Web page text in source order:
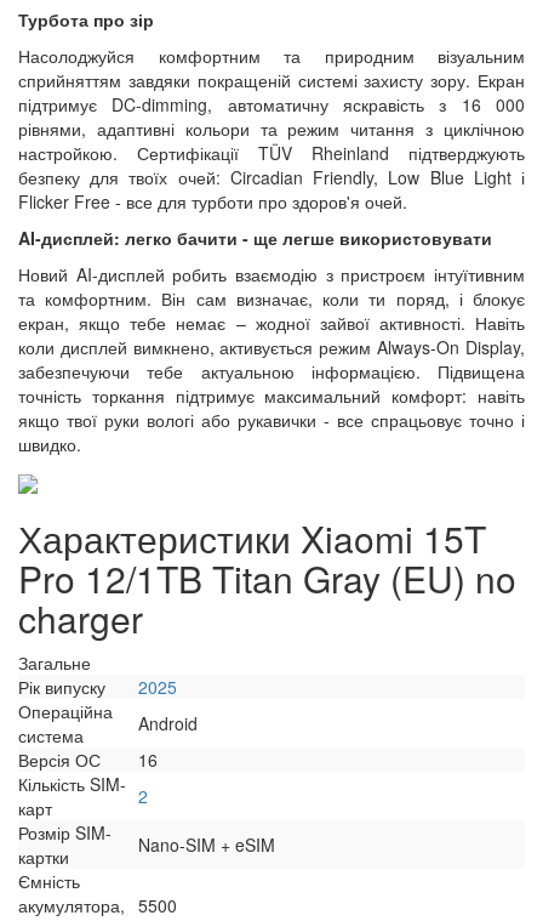
Турбота про зір
Насолоджуйся комфортним та природним візуальним
сприйняттям завдяки покращеній системі захисту зору. Екран
підтримує DC-dimming, автоматичну яскравість з 16 000
рівнями, адаптивні кольори та режим читання з циклічною
настройкою. Сертифікації TÜV Rheinland підтверджують
безпеку для твоїх очей: Circadian Friendly, Low Blue Light і
Flicker Free - все для турботи про здоров'я очей.
AI-дисплей: легко бачити - ще легше використовувати
Новий AI-дисплей робить взаємодію з пристроєм інтуїтивним
та комфортним. Він сам визначає, коли ти поряд, і блокує
екран, якщо тебе немає – жодної зайвої активності. Навіть
коли дисплей вимкнено, активується режим Always-On Display,
забезпечуючи тебе актуальною інформацією. Підвищена
точність торкання підтримує максимальний комфорт: навіть
якщо твої руки вологі або рукавички - все спрацьовує точно і
швидко.
Характеристики Xiaomi 15T
Pro 12/1TB Titan Gray (EU) no
charger
Загальне
Рік випуску
2025
Операційна
система
Android
Версія ОС
16
Кількість SIM-
карт
2
Розмір SIM-
картки
Nano-SIM + eSIM
Ємність
акумулятора, 5500